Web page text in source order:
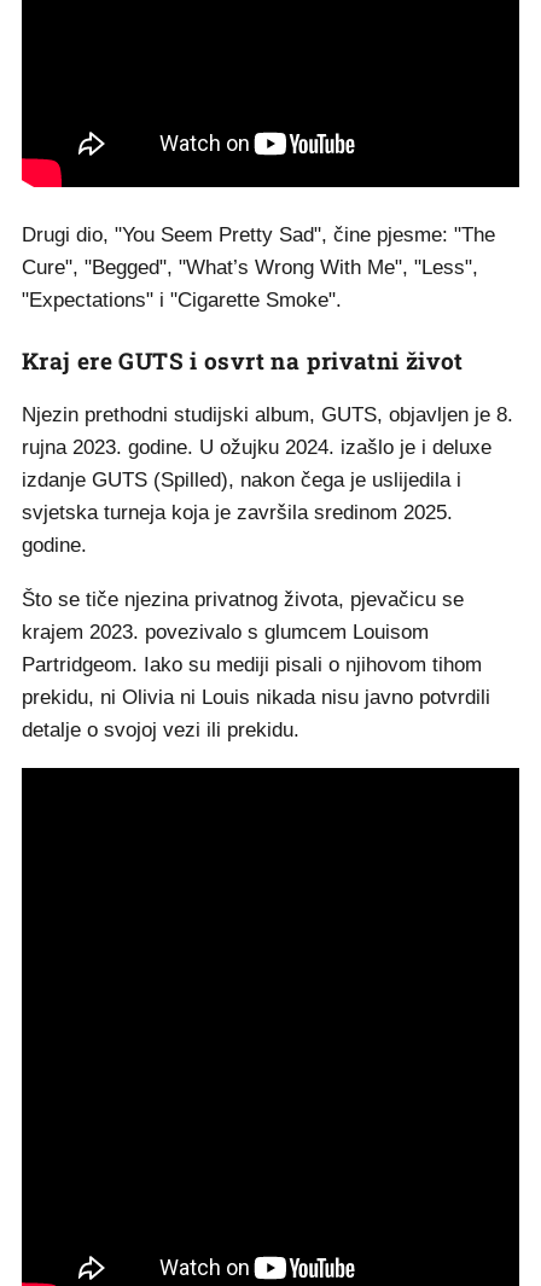
Drugi dio, "You Seem Pretty Sad", čine pjesme: "The
Cure", "Begged", "What’s Wrong With Me", "Less",
"Expectations" i "Cigarette Smoke".
Kraj ere GUTS i osvrt na privatni život
Njezin prethodni studijski album, GUTS, objavljen je 8.
rujna 2023. godine. U ožujku 2024. izašlo je i deluxe
izdanje GUTS (Spilled), nakon čega je uslijedila i
svjetska turneja koja je završila sredinom 2025.
godine.
Što se tiče njezina privatnog života, pjevačicu se
krajem 2023. povezivalo s glumcem Louisom
Partridgeom. Iako su mediji pisali o njihovom tihom
prekidu, ni Olivia ni Louis nikada nisu javno potvrdili
detalje o svojoj vezi ili prekidu.